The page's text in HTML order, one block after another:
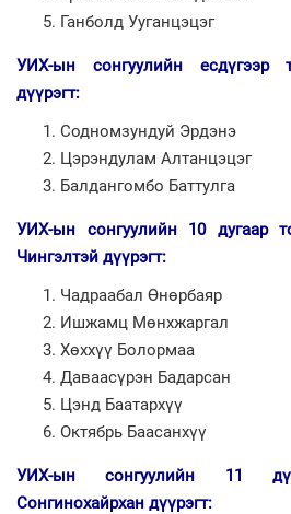
Ганболд Ууганцэцэг
УИХ-ын сонгуулийн есдүгээр
дүүрэгт:
Содномзундуй Эрдэнэ
Цэрэндулам Алтанцэцэг
Балдангомбо Баттулга
УИХ-ын сонгуулийн 10 дугаар
Чингэлтэй дүүрэгт:
Чадраабал Өнөрбаяр
Ишжамц Мөнхжаргал
Хөххүү Болормаа
Даваасүрэн Бадарсан
Цэнд Баатархүү
Октябрь Баасанхүү
УИХ-ын сонгуулийн 11
Сонгинохайрхан дүүрэгт: